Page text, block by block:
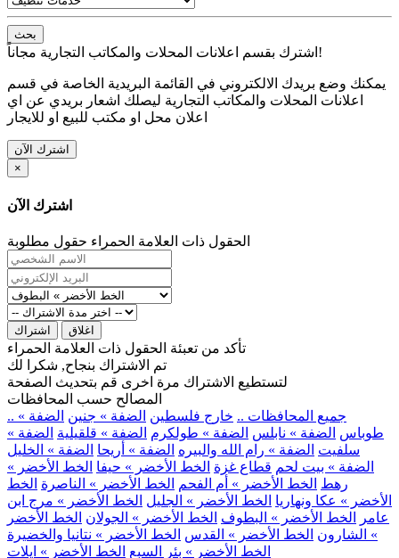
بحث
اشترك بقسم اعلانات المحلات والمكاتب التجارية مجاناً!
يمكنك وضع بريدك الالكتروني في القائمة البريدية الخاصة في قسم
اعلانات المحلات والمكاتب التجارية ليصلك اشعار بريدي عن اي
اعلان محل او مكتب للبيع او للايجار
اشترك الآن
×
اشترك الآن
الحقول ذات العلامة الحمراء حقول مطلوبة
اشتراك اغلاق
تأكد من تعبئة الحقول ذات العلامة الحمراء
تم الاشتراك بنجاح, شكرا لك
لتستطيع الاشتراك مرة اخرى قم بتحديث الصفحة
المصالح حسب المحافظات
.. جميع المحافظات .. خارج فلسطين الضفة » جنين الضفة »
طوباس الضفة » نابلس الضفة » طولكرم الضفة » قلقيلية الضفة »
سلفيت الضفة » رام الله والبيره الضفة » أريحا الضفة » الخليل
الضفة » بيت لحم قطاع غزة الخط الأخضر » حيفا الخط الأخضر »
رهط الخط الأخضر » أم الفحم الخط الأخضر » الناصرة الخط
الأخضر » عكا ونهاريا الخط الأخضر » الجليل الخط الأخضر » مرج ابن
عامر
الخط الأخضر » البطوف الخط الأخضر » الجولان الخط الأخضر
» الشارون الخط الأخضر » القدس الخط الأخضر » نتانيا والخضيرة
الخط الأخضر » بئر السبع الخط الأخضر » ايلات